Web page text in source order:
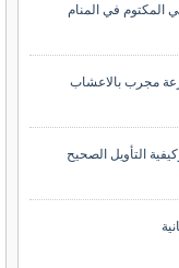
في المنام
مجرب بالاعشاب
التأويل الصحيح